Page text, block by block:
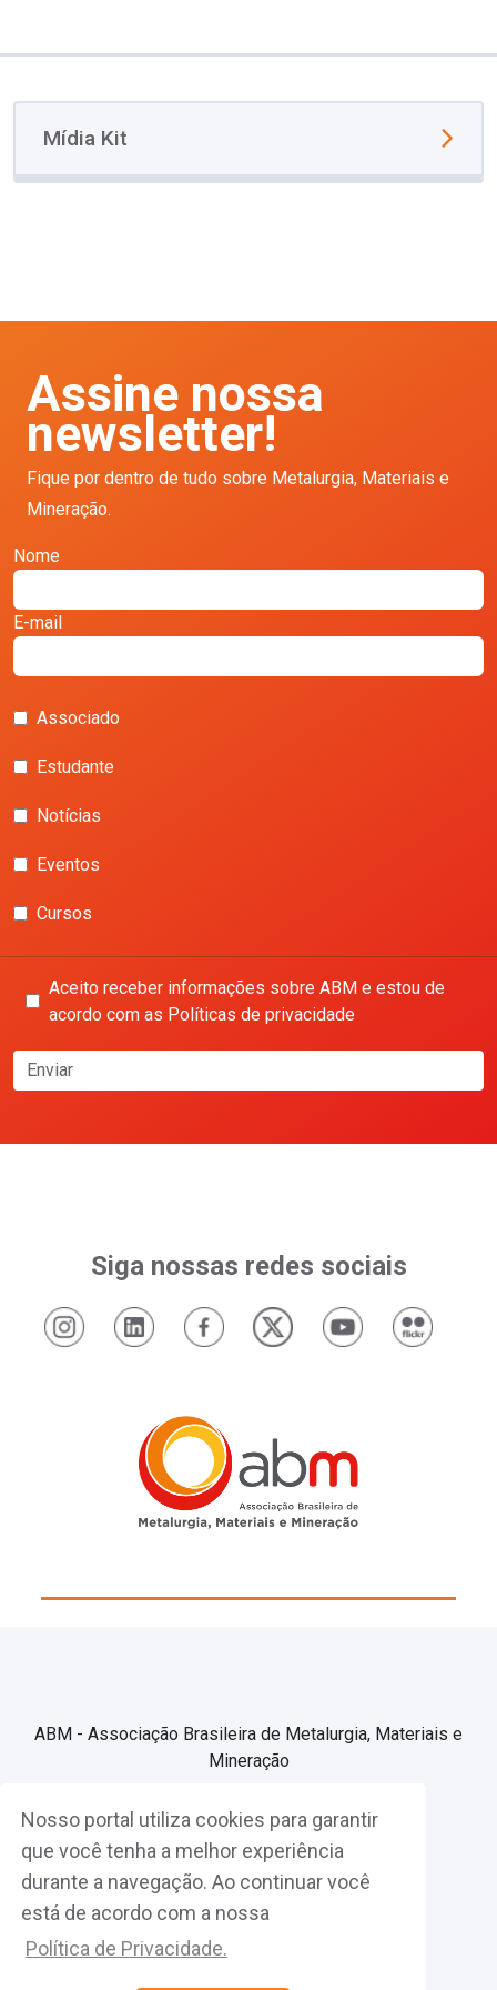
Nosso portal utiliza cookies para garantir
que você tenha a melhor experiência
durante a navegação. Ao continuar você
está de acordo com a nossa
Política de Privacidade.
Mídia Kit
Assine nossa
newsletter!
Fique por dentro de tudo sobre Metalurgia, Materiais e
Mineração.
Nome
E-mail
Associado
Estudante
Notícias
Eventos
Cursos
Aceito receber informações sobre ABM e estou de
acordo com as Políticas de privacidade
Enviar
Siga nossas redes sociais
ABM - Associação Brasileira de Metalurgia, Materiais e
Mineração
Associe-se
Fazer Login